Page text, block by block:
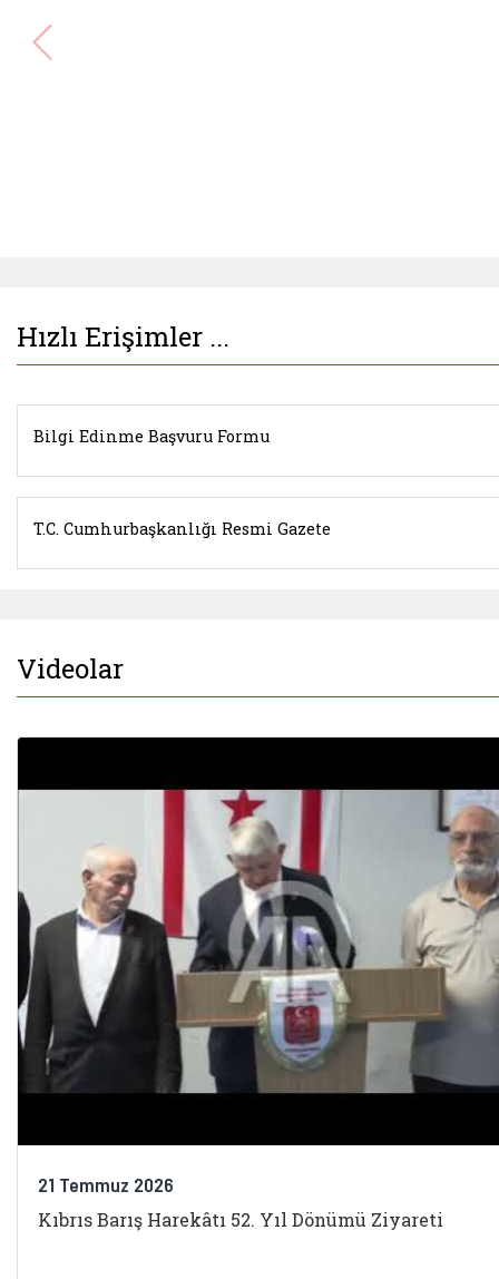
Hızlı Erişimler ...
Bilgi Edinme Başvuru Formu
T.C. Cumhurbaşkanlığı Resmi Gazete
Videolar
21 Temmuz 2026
Kıbrıs Barış Harekâtı 52. Yıl Dönümü Ziyareti